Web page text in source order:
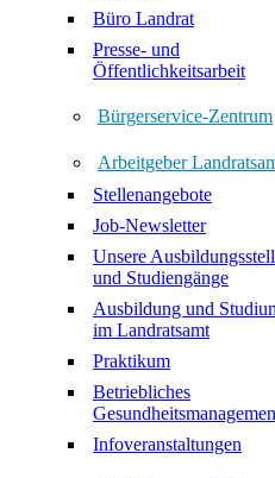
Büro Landrat
Presse- und
Öffentlichkeitsarbeit
Bürgerservice-Zentrum
Arbeitgeber
Stellenangebote
Job-Newsletter
Unsere
und Studiengänge
Ausbildung und
im Landratsamt
Praktikum
Betriebliches
Infoveranstaltungen